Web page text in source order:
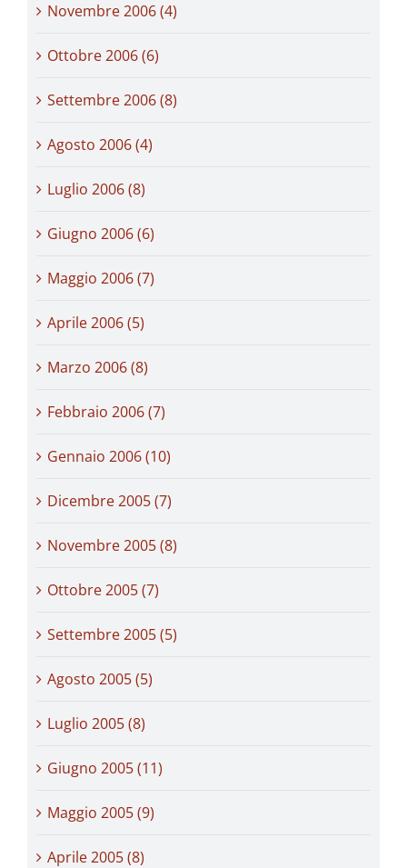
Novembre 2006 (4)
Ottobre 2006 (6)
Settembre 2006 (8)
Agosto 2006 (4)
Luglio 2006 (8)
Giugno 2006 (6)
Maggio 2006 (7)
Aprile 2006 (5)
Marzo 2006 (8)
Febbraio 2006 (7)
Gennaio 2006 (10)
Dicembre 2005 (7)
Novembre 2005 (8)
Ottobre 2005 (7)
Settembre 2005 (5)
Agosto 2005 (5)
Luglio 2005 (8)
Giugno 2005 (11)
Maggio 2005 (9)
Aprile 2005 (8)